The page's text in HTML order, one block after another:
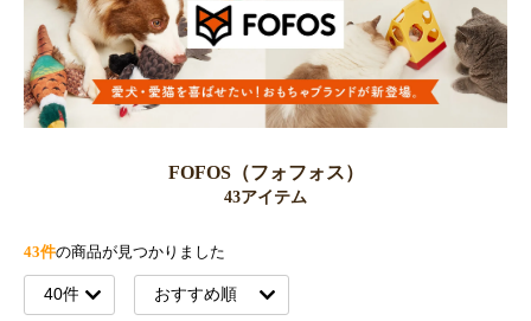
FOFOS（フォフォス）
43アイテム
43件の商品が見つかりました